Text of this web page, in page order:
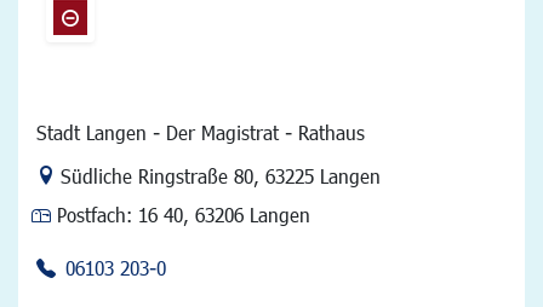
Stadt Langen - Der Magistrat - Rathaus
Link zur Google-Maps Navigation
Südliche Ringstraße 80, 63225 Langen
Postfach: 16 40, 63206 Langen
06103 203-0